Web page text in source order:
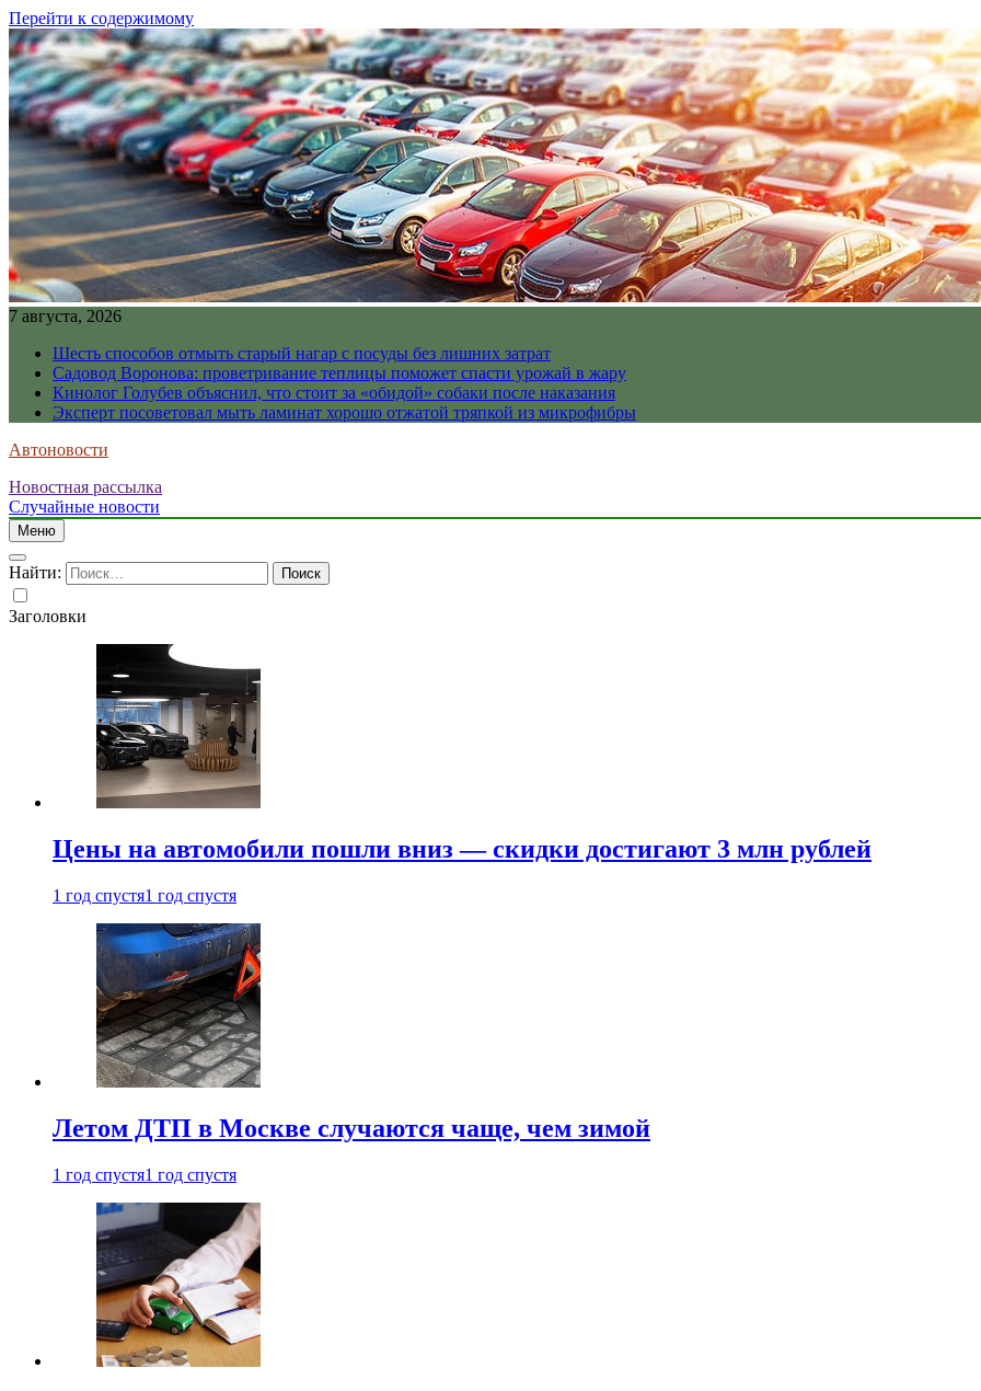
Перейти к содержимому
7 августа, 2026
Шесть способов отмыть старый нагар с посуды без лишних затрат
Садовод Воронова: проветривание теплицы поможет спасти урожай в жару
Кинолог Голубев объяснил, что стоит за «обидой» собаки после наказания
Эксперт посоветовал мыть ламинат хорошо отжатой тряпкой из микрофибры
Автоновости
Новостная рассылка
Случайные новости
Меню
Найти:
Заголовки
Цены на автомобили пошли вниз — скидки достигают 3 млн рублей
1 год спустя1 год спустя
Летом ДТП в Москве случаются чаще, чем зимой
1 год спустя1 год спустя